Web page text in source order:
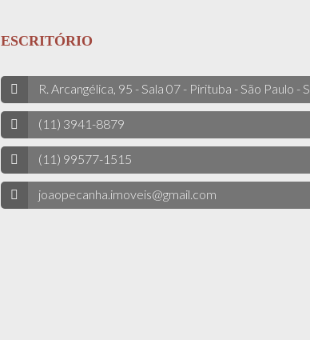
ESCRITÓRIO
R. Arcangélica, 95 - Sala 07 - Pirituba - São Paulo -
(11) 3941-8879
(11) 99577-1515
joaopecanha.imoveis@gmail.com